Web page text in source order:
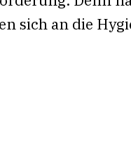
sich an die